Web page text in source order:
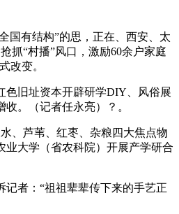
国有结构”的思，正在、西安、太
抓“村播”风口，激励60余户家庭
改变。
旧址资本开辟研学DIY、风俗展
。（记者任永亮）？。
、芦苇、红枣、杂粮四大焦点物
大学（省农科院）开展产学研合
者：“祖祖辈辈传下来的手艺正